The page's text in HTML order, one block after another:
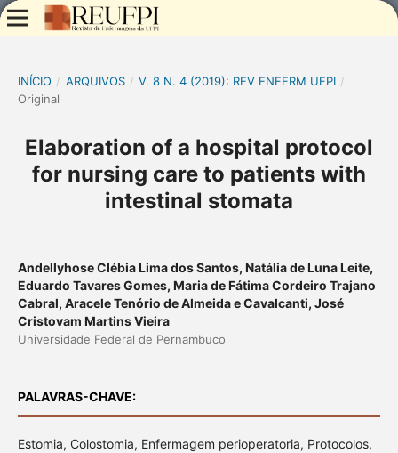
INÍCIO / ARQUIVOS / V. 8 N. 4 (2019): REV ENFERM UFPI /
Original
Elaboration of a hospital protocol
for nursing care to patients with
intestinal stomata
Andellyhose Clébia Lima dos Santos, Natália de Luna Leite,
Eduardo Tavares Gomes, Maria de Fátima Cordeiro Trajano
Cabral, Aracele Tenório de Almeida e Cavalcanti, José
Cristovam Martins Vieira
Universidade Federal de Pernambuco
PALAVRAS-CHAVE:
Estomia, Colostomia, Enfermagem perioperatoria, Protocolos,